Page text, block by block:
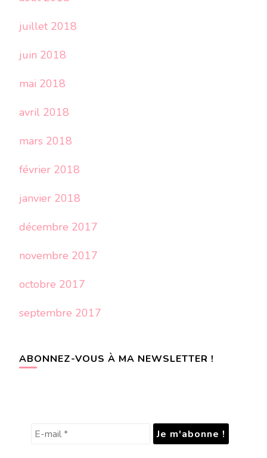
juillet 2018
juin 2018
mai 2018
avril 2018
mars 2018
février 2018
janvier 2018
décembre 2017
novembre 2017
octobre 2017
septembre 2017
ABONNEZ-VOUS À MA NEWSLETTER !